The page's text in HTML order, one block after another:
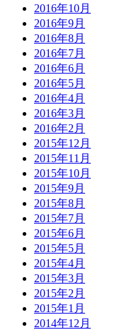
2016年10月
2016年9月
2016年8月
2016年7月
2016年6月
2016年5月
2016年4月
2016年3月
2016年2月
2015年12月
2015年11月
2015年10月
2015年9月
2015年8月
2015年7月
2015年6月
2015年5月
2015年4月
2015年3月
2015年2月
2015年1月
2014年12月